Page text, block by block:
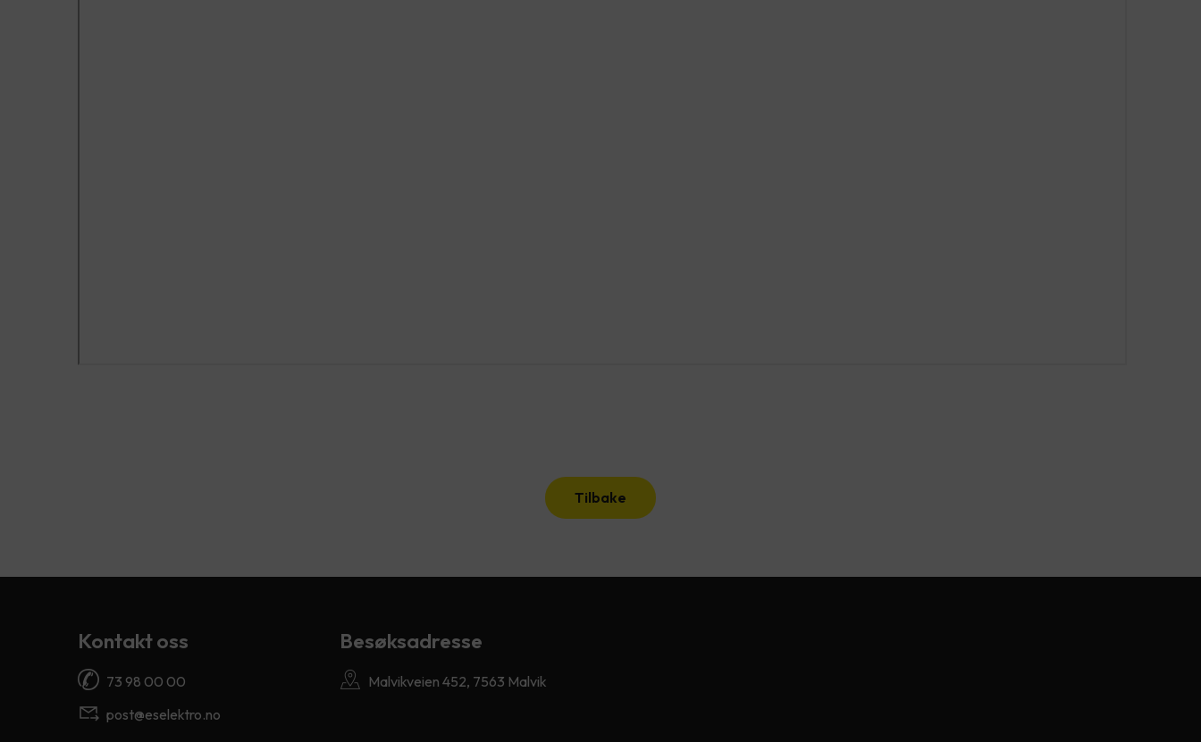
Tilbake
Kontakt oss
73 98 00 00
post@eselektro.no
Besøksadresse
Malvikveien 452, 7563 Malvik